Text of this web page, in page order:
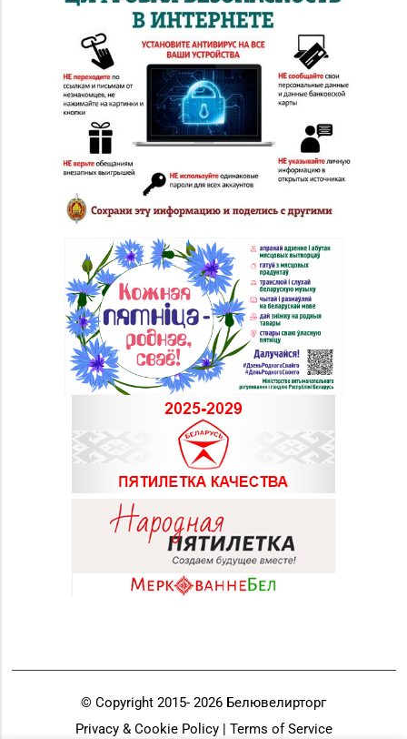
© Copyright 2015- 2026 Белювелирторг
Privacy & Cookie Policy | Terms of Service